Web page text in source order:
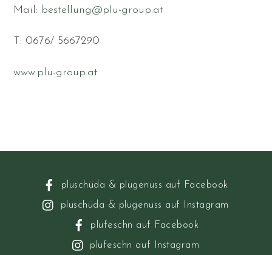
Mail: bestellung@plu-group.at
T: 0676/ 5667290
www.plu-group.at
pluschüda & plugenuss auf Facebook
pluschüda & plugenuss auf Instagram
plufeschn auf Facebook
plufeschn auf Instagram